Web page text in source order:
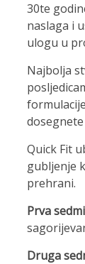
30te
naslaga i
ulogu u
Najbolja
Quick Fit
gubljenje
prehrani.
Prva
Druga